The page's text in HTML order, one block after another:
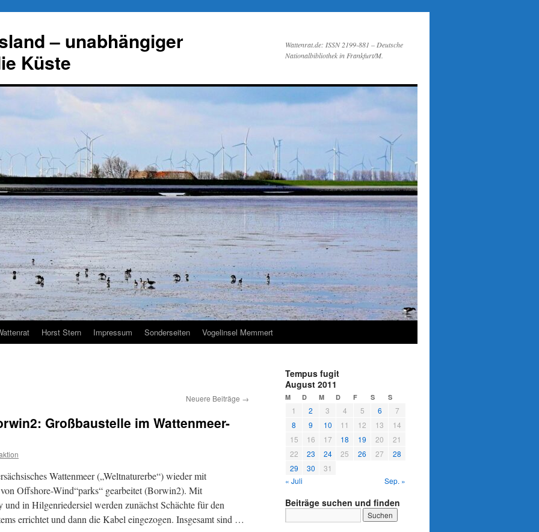
– unabhängiger
Küste
Wattenrat.de: ISSN 2199-881 – Deutsche
Nationalbibliothek in Frankfurt/M.
Horst Stern Impressum Sonderseiten Vogelinsel Memmert
Neuere Beiträge →
Großbaustelle im Wattenmeer-
Wattenmeer („Weltnaturerbe“) wieder mit
Offshore-Wind“parks“ gearbeitet (Borwin2). Mit
in Hilgenriedersiel werden zunächst Schächte für den
errichtet und dann die Kabel eingezogen. Insgesamt sind …
Tempus fugit
August 2011
M D M D F S S
1 2 3 4 5 6
7
8
9 10 11 12 13
14
15
16 17 18 19 20
21
22
23 24 25 26 27
28
29
30
31
« Juli
Sep. »
Beiträge suchen und finden